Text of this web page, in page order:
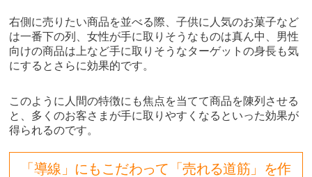
右側に売りたい商品を並べる際、子供に人気のお菓子など
は一番下の列、女性が手に取りそうなものは真ん中、男性
向けの商品は上など手に取りそうなターゲットの身長も気
にするとさらに効果的です。
このように人間の特徴にも焦点を当てて商品を陳列させる
と、多くのお客さまが手に取りやすくなるといった効果が
得られるのです。
「導線」にもこだわって「売れる道筋」を作